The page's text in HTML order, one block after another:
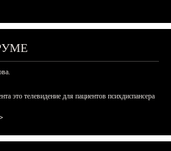
это телевидение для пациентов психдиспансера